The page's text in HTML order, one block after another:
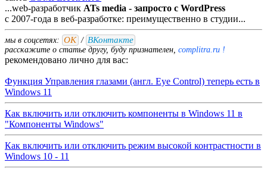
...web-разработчик ATs media - запросто с WordPress
с 2007-года в веб-разработке: преимущественно в студии...
мы в соцсетях: ОК / ВКонтакте
расскажите о статье другу, буду признателен, complitra.ru !
рекомендовано лично для вас:
Функция Управления глазами (англ. Eye Control) теперь есть в
Windows 11
Как включить или отключить компоненты в Windows 11 в
"Компоненты Windows"
Как включить или отключить режим высокой контрастности в
Windows 10 - 11